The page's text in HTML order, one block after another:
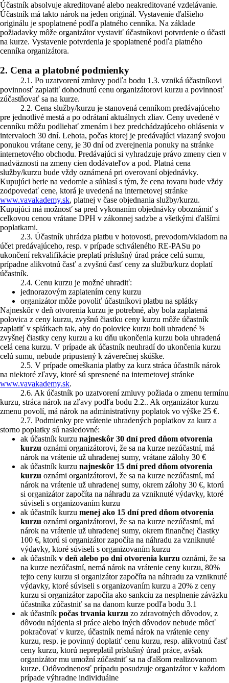
Účastník absolvuje akreditované alebo neakreditované vzdelávanie.
Účastník má takto nárok na jeden originál. Vystavenie ďalšieho
originálu je spoplatnené podľa platného cenníka. Na základe
požiadavky môže organizátor vystaviť účastníkovi potvrdenie o účasti
na kurze. Vystavenie potvrdenia je spoplatnené podľa platného
cenníka organizátora.
2. Cena a platobné podmienky
2.1. Po uzatvorení zmluvy podľa bodu 1.3. vzniká účastníkovi
povinnosť zaplatiť dohodnutú cenu organizátorovi kurzu a povinnosť
zúčastňovať sa na kurze.
2.2. Cena služby/kurzu je stanovená cenníkom predávajúceho
pre jednotlivé mestá a po odrátaní aktuálnych zliav. Ceny uvedené v
cenníku môžu podliehať zmenám i bez predchádzajúceho ohlásenia v
intervaloch 30 dní. Lehota, počas ktorej je predávajúci viazaný svojou
ponukou vrátane ceny, je 30 dní od zverejnenia ponuky na stránke
internetového obchodu. Predávajúci si vyhradzuje právo zmeny cien v
nadväznosti na zmeny cien dodávateľov a pod. Platná cena
služby/kurzu bude vždy oznámená pri overovaní objednávky.
Kupujúci berie na vedomie a súhlasí s tým, že cena tovaru bude vždy
zodpovedať cene, ktorá je uvedená na internetovej stránke
www.vavakademy.sk, platnej v čase objednania služby/kurzu.
Kupujúci má možnosť sa pred vykonaním objednávky oboznámiť s
celkovou cenou vrátane DPH v zákonnej sadzbe a všetkými ďalšími
poplatkami.
2.3. Účastník uhrádza platbu v hotovosti, prevodom/vkladom na
účet predávajúceho, resp. v prípade schváleného RE-PASu po
ukončení rekvalifikácie preplatí príslušný úrad práce celú sumu,
prípadne alikvotnú časť a zvyšnú časť ceny za službu/kurz doplatí
účastník.
2.4. Cenu kurzu je možné uhradiť:
jednorazovým zaplatením ceny kurzu
organizátor môže povoliť účastníkovi platbu na splátky
Najneskôr v deň otvorenia kurzu je potrebné, aby bola zaplatená
polovica z ceny kurzu, zvyšnú čiastku ceny kurzu môže účastník
zaplatiť v splátkach tak, aby do polovice kurzu boli uhradené ¾
zvyšnej čiastky ceny kurzu a ku dňu ukončenia kurzu bola uhradená
celá cena kurzu. V prípade ak účastník neuhradí do ukončenia kurzu
celú sumu, nebude pripustený k záverečnej skúške.
2.5. V prípade omeškania platby za kurz stráca účastník nárok
na niektoré zľavy, ktoré sú spresnené na internetovej stránke
www.vavakademy.sk.
2.6. Ak účastník po uzatvorení zmluvy požiada o zmenu termínu
kurzu, stráca nárok na zľavy podľa bodu 2.2.. Ak organizátor kurzu
zmenu povolí, má nárok na administratívny poplatok vo výške 25 €.
2.7. Podmienky pre vrátenie uhradených poplatkov za kurz a
storno poplatky sú nasledovné:
ak účastník kurzu najneskôr 30 dní pred dňom otvorenia
kurzu oznámi organizátorovi, že sa na kurze nezúčastní, má
nárok na vrátenie už uhradenej sumy, vrátane zálohy 30 €
ak účastník kurzu najneskôr 15 dní pred dňom otvorenia
kurzu oznámi organizátorovi, že sa na kurze nezúčastní, má
nárok na vrátenie už uhradenej sumy, okrem zálohy 30 €, ktorú
si organizátor započíta na náhradu za vzniknuté výdavky, ktoré
súviseli s organizovaním kurzu
ak účastník kurzu menej ako 15 dní pred dňom otvorenia
kurzu oznámi organizátorovi, že sa na kurze nezúčastní, má
nárok na vrátenie už uhradenej sumy, okrem finančnej čiastky
100 €, ktorú si organizátor započíta na náhradu za vzniknuté
výdavky, ktoré súviseli s organizovaním kurzu
ak účastník v deň alebo po dni otvorenia kurzu oznámi, že sa
na kurze nezúčastní, nemá nárok na vrátenie ceny kurzu, 80%
tejto ceny kurzu si organizátor započíta na náhradu za vzniknuté
výdavky, ktoré súviseli s organizovaním kurzu a 20% z ceny
kurzu si organizátor započíta ako sankciu za nesplnenie záväzku
účastníka zúčastniť sa na danom kurze podľa bodu 3.1
ak účastník počas trvania kurzu zo zdravotných dôvodov, z
dôvodu nájdenia si práce alebo iných dôvodov nebude môcť
pokračovať v kurze, účastník nemá nárok na vrátenie ceny
kurzu, resp. je povinný doplatiť cenu kurzu, resp. alikvotnú časť
ceny kurzu, ktorú nepreplatil príslušný úrad práce, avšak
organizátor mu umožní zúčastniť sa na ďalšom realizovanom
kurze. Odôvodnenosť prípadu posudzuje organizátor v každom
prípade výhradne individuálne